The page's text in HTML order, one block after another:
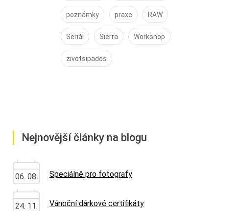
poznámky praxe RAW
Seriál Sierra Workshop
zivotsipados
Nejnovější články na blogu
06. 08. Speciálně pro fotografy
24. 11. Vánoční dárkové certifikáty